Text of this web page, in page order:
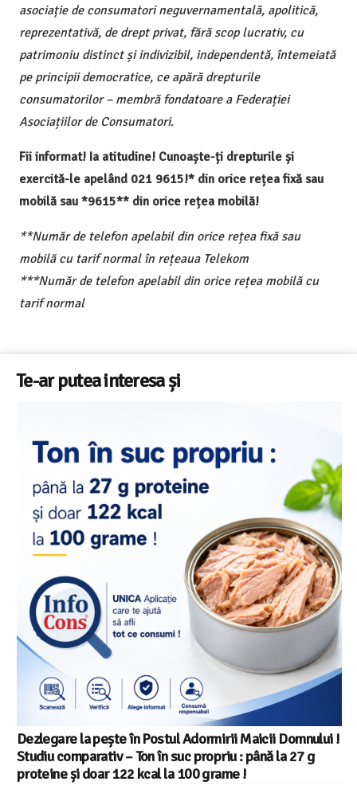
asociație de consumatori neguvernamentală, apolitică,
reprezentativă, de drept privat, fără scop lucrativ, cu
patrimoniu distinct și indivizibil, independentă, întemeiată
pe principii democratice, ce apără drepturile
consumatorilor – membră fondatoare a Federației
Asociațiilor de Consumatori.
Fii informat! Ia atitudine! Cunoaște-ți drepturile și
exercită-le apelând 021 9615!* din orice rețea fixă sau
mobilă sau *9615** din orice rețea mobilă!
**Număr de telefon apelabil din orice rețea fixă sau
mobilă cu tarif normal în rețeaua Telekom
***Număr de telefon apelabil din orice rețea mobilă cu
tarif normal
Te-ar putea interesa și
Dezlegare la pește în Postul Adormirii Maicii Domnului !
Studiu comparativ – Ton în suc propriu : până la 27 g
proteine și doar 122 kcal la 100 grame !